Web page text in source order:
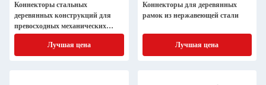
Коннекторы стальных
деревянных конструкций для
превосходных механических
соединений
Лучшая цена
Коннекторы для деревянных
рамок из нержавеющей стали
Лучшая цена